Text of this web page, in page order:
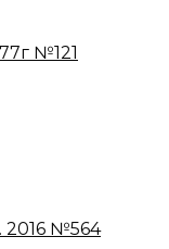
№121
2016 №564